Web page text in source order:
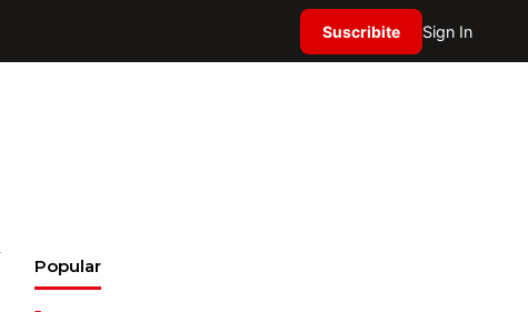
Suscribite Sign In
Popular